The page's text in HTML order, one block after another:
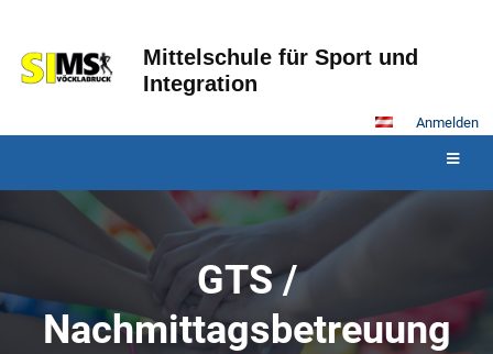
Mittelschule für Sport und
Integration
Anmelden
GTS /
Nachmittagsbetreuung